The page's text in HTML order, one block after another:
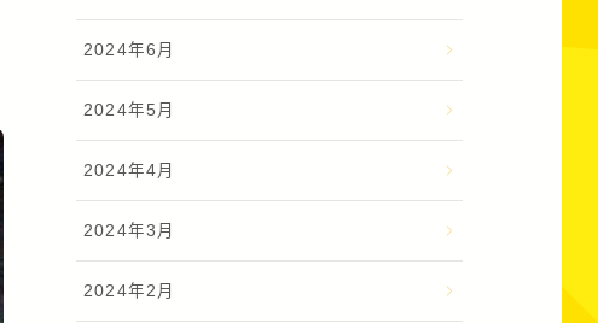
2024年6月
2024年5月
2024年4月
2024年3月
2024年2月